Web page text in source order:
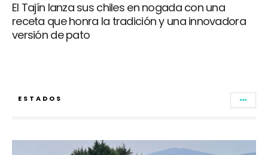
El Tajín lanza sus chiles en nogada con una
receta que honra la tradición y una innovadora
versión de pato
ESTADOS